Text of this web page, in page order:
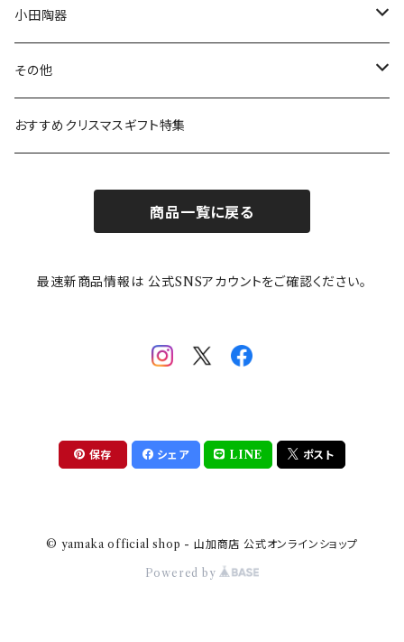
ボウル
ガラスウェア
カトラリー
リトルミイの日記念アイテム
スヌーピー
ピーターラビット
ポケットモンスター
mofusand（モフサンド）
mofsand×日比谷花壇
ちびまる子ちゃんandクレヨンしんちゃん
LISA LARSON(リサラーソン)
LAURA ASHLEY(ローラ アシュレイ)
Finlayson(フィンレイソン)
HANAE MORI(ハナエモリ)
THE BEATLES(ザ・ビートルズ)
【山加商店×yaeko】migratory bird
ねこ企画
Cecera(セセラ)
CELEC(セレック)
隅切り重箱
HAPPY DINING(ハッピーダイニング)
小田陶器
さざなみ
吉祥
メイメイウェア
SoSo(ソソ）
その他
リサイクル食器
おすすめクリスマスギフト特集
商品一覧に戻る
最速新商品情報は 公式SNSアカウントをご確認ください。
保存 シェア LINE ポスト
© yamaka official shop - 山加商店 公式オンラインショップ
Powered by